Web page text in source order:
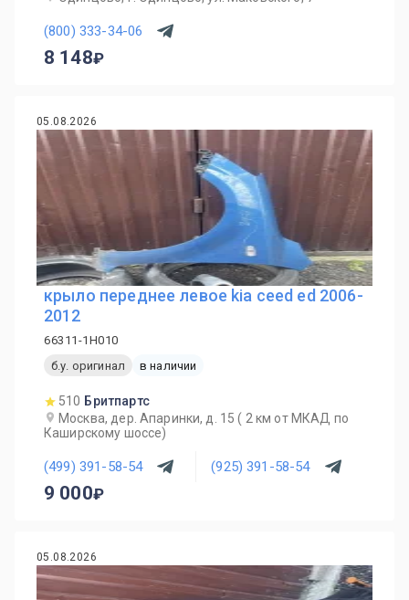
(800) 333-34-06
8 148
05.08.2026
крыло переднее левое kia ceed ed 2006-
2012
66311-1H010
б.у. оригинал
в наличии
510 Бритпартс
Москва, дер. Апаринки, д. 15 ( 2 км от МКАД по
Каширскому шоссе)
(499) 391-58-54 (925) 391-58-54
9 000
05.08.2026